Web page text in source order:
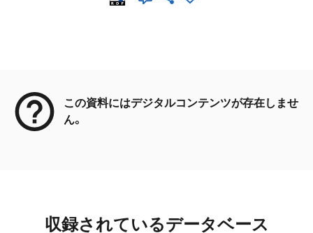
この資料にはデジタルコンテンツが存在しませ
ん。
収録されているデータベース